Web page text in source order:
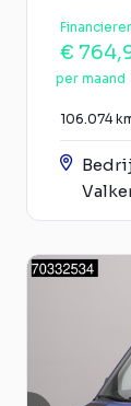
€
per maand
106.074